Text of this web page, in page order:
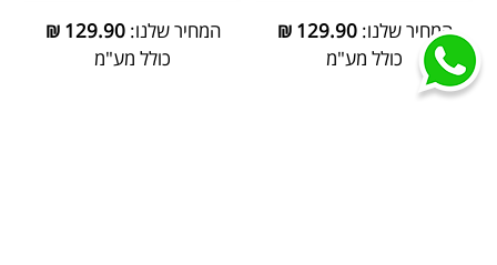
המחיר שלנו:129.90
₪
כולל מע"מ
המחיר שלנו:129.90
₪
כולל מע"מ